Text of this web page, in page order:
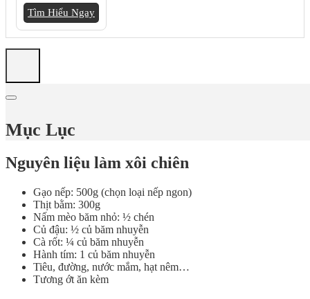
Tìm Hiểu Ngay
Mục Lục
Nguyên liệu làm xôi chiên
Gạo nếp: 500g (chọn loại nếp ngon)
Thịt bằm: 300g
Nấm mèo băm nhỏ: ½ chén
Củ đậu: ½ củ băm nhuyễn
Cà rốt: ¼ củ băm nhuyễn
Hành tím: 1 củ băm nhuyễn
Tiêu, đường, nước mắm, hạt nêm…
Tương ớt ăn kèm